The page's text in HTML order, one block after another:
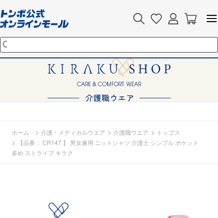
ホーム > 介護・メディカルウエア > 介護職ウエア > トップス
>
【品番： CR147 】 男女兼用 ニットシャツ 介護士 シンプル ポケット
多め ストライプ キラク